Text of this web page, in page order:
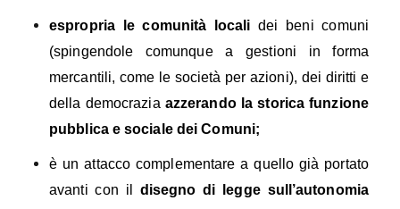
espropria le comunità localidei beni comuni
(spingendole comunque a gestioni in forma
mercantili, come le società per azioni), dei diritti e
della democrazia azzerando la storica funzione
pubblica e sociale dei Comuni;
è un attacco complementare a quello già portato
avanti con il disegno di legge sull’autonomia